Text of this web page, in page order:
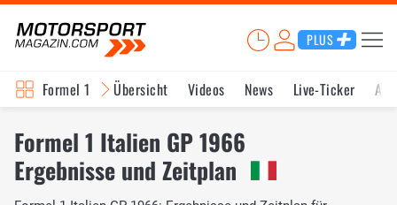
PLUS
Formel 1 Übersicht Videos News Live-Ticker
Formel 1 Italien GP 1966
Ergebnisse und Zeitplan